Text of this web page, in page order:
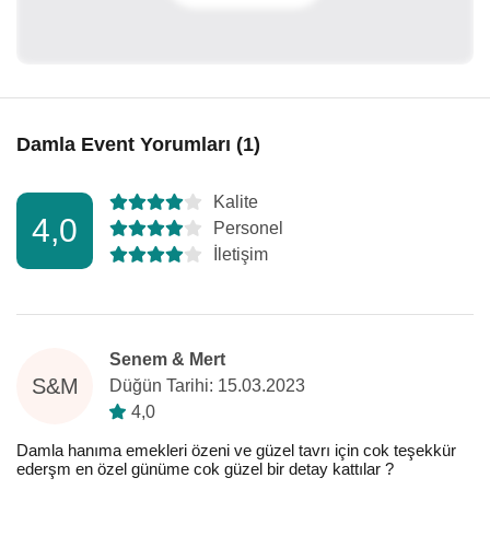
Damla Event Yorumları (1)
4,0
Kalite
Personel
İletişim
S&M
Senem & Mert
Düğün Tarihi: 15.03.2023
4,0
Damla hanıma emekleri özeni ve güzel tavrı için cok teşekkür
ederşm en özel günüme cok güzel bir detay kattılar ?